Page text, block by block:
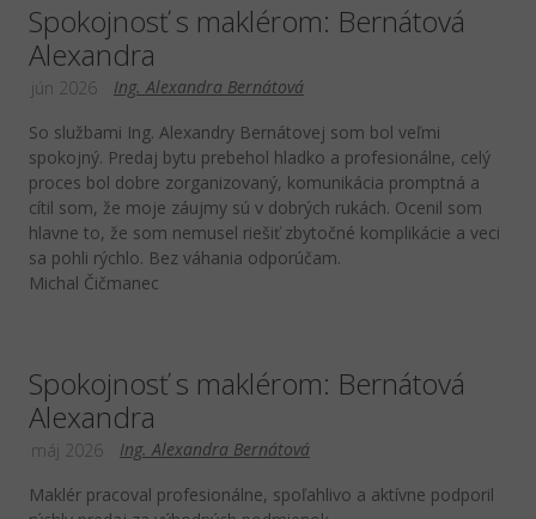
Spokojnosť s maklérom: Bernátová
Alexandra
Ing. Alexandra Bernátová
jún 2026
So službami Ing. Alexandry Bernátovej som bol veľmi
spokojný. Predaj bytu prebehol hladko a profesionálne, celý
proces bol dobre zorganizovaný, komunikácia promptná a
cítil som, že moje záujmy sú v dobrých rukách. Ocenil som
hlavne to, že som nemusel riešiť zbytočné komplikácie a veci
sa pohli rýchlo. Bez váhania odporúčam.
Michal Čičmanec
Spokojnosť s maklérom: Bernátová
Alexandra
Ing. Alexandra Bernátová
máj 2026
Maklér pracoval profesionálne, spoľahlivo a aktívne podporil